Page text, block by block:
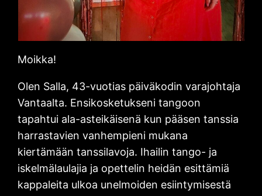
Moikka!
Olen Salla, 43-vuotias päiväkodin varajohtaja
Vantaalta. Ensikosketukseni tangoon
tapahtui ala-asteikäisenä kun pääsen tanssia
harrastavien vanhempieni mukana
kiertämään tanssilavoja. Ihailin tango- ja
iskelmälaulajia ja opettelin heidän esittämiä
kappaleita ulkoa unelmoiden esiintymisestä